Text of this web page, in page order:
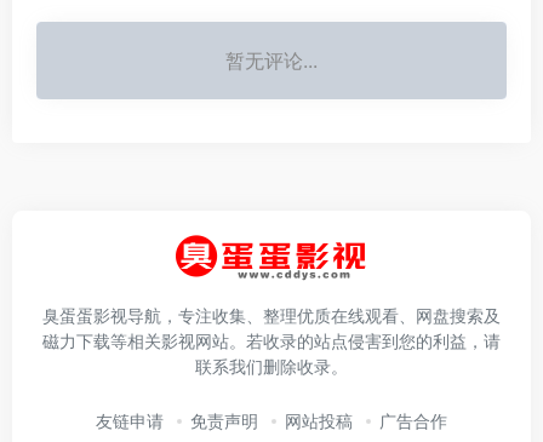
暂无评论...
臭蛋蛋影视导航，专注收集、整理优质在线观看、网盘搜索及
磁力下载等相关影视网站。若收录的站点侵害到您的利益，请
联系我们删除收录。
友链申请 免责声明 网站投稿 广告合作